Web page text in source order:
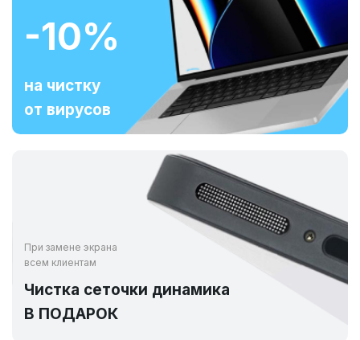
-10%
на чистку
от вирусов
При замене экрана
всем клиентам
Чистка сеточки динамика
В ПОДАРОК